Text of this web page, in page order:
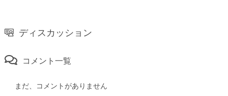
ディスカッション
コメント一覧
まだ、コメントがありません